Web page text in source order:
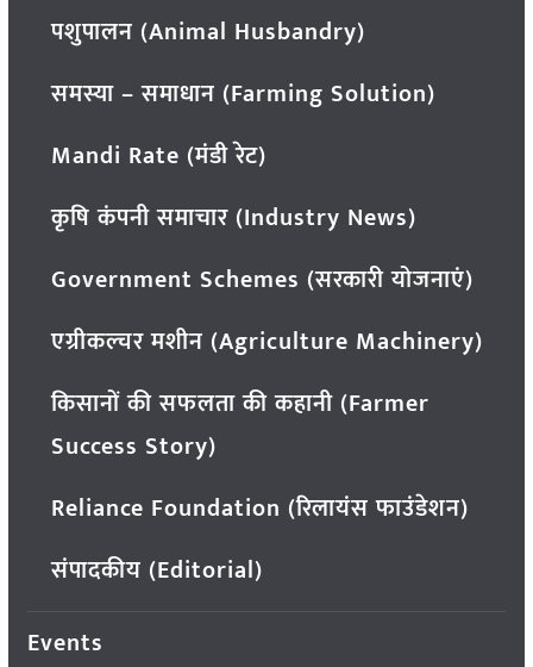
पशुपालन (Animal Husbandry)
समस्या – समाधान (Farming Solution)
Mandi Rate (मंडी रेट)
कृषि कंपनी समाचार (Industry News)
Government Schemes (सरकारी योजनाएं)
एग्रीकल्चर मशीन (Agriculture Machinery)
किसानों की सफलता की कहानी (Farmer
Success Story)
Reliance Foundation (रिलायंस फाउंडेशन)
संपादकीय (Editorial)
Events